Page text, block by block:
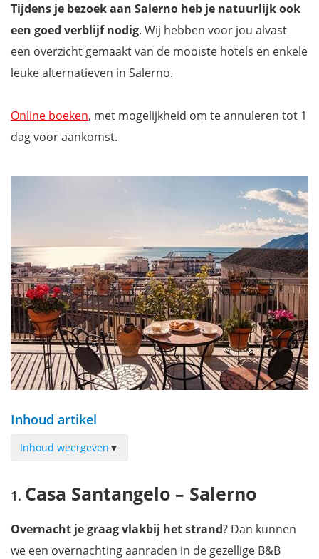
Tijdens je bezoek aan Salerno heb je natuurlijk ook
een goed verblijf nodig. Wij hebben voor jou alvast
een overzicht gemaakt van de mooiste hotels en enkele
leuke alternatieven in Salerno.
Online boeken, met mogelijkheid om te annuleren tot 1
dag voor aankomst.
Inhoud artikel
Inhoud weergeven ▼
B&B Roof Garden
Vinto House Salerno Downtown
Casa Santangelo – Salerno
Overnacht je graag vlakbij het strand? Dan kunnen
we een overnachting aanraden in de gezellige B&B